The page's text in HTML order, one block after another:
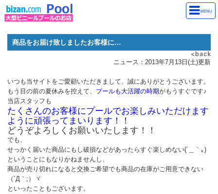
MENU
商品をお届け致しましたお客様に…
ニュース：2013年7月13日(土)更新
いつも当サイトをご愛顧いただきまして、誠にありがとうございます。
もう目の前の夏休みを控えて、 プールも大活躍の時期がもうすぐです♪
当店スタッフも
たくさんのお客様にプールでお楽しみいただけます
ように頑張ってまいります！！
どうぞよろしくお願いいたします！！
でも、
せっかく届いた商品にもし破損などがあったらすぐ楽しめない(´＿｀｡)
ということにもなりかねませんし、
商品が売り切れになると交換ご希望でも商品の在庫がご用意できない
（´Д｀;）ヾ
といったこともございます。